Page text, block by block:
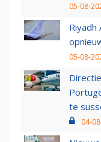
05-08-
05-08-
te
04-